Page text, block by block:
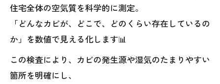
住宅全体の空気質を科学的に測定。
「どんなカビが、どこで、どのくらい存在しているの
か」を数値で見える化します📊
この検査により、カビの発生源や湿気のたまりやすい
箇所を明確にし、